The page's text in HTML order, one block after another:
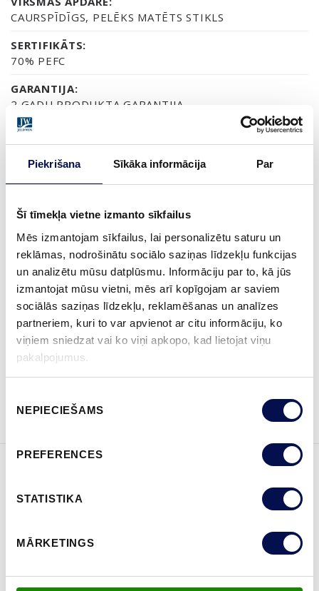
Piekrišana Sīkāka informācija Par
Šī tīmekļa vietne izmanto sīkfailus
Mēs izmantojam sīkfailus, lai personalizētu saturu un
reklāmas, nodrošinātu sociālo saziņas līdzekļu funkcijas
un analizētu mūsu datplūsmu. Informāciju par to, kā jūs
izmantojat mūsu vietni, mēs arī kopīgojam ar saviem
sociālās saziņas līdzekļu, reklamēšanas un analīzes
partneriem, kuri to var apvienot ar citu informāciju, ko
viņiem sniedzat vai ko viņi apkopo, kad lietojat viņu
pakalpojumus.
izvēle
NEPIECIEŠAMS
PREFERENCES
STATISTIKA
MĀRKETINGS
CAURSPĪDĪGS, PELĒKS MATĒTS STIKLS
SERTIFIKĀTS:
70% PEFC
GARANTIJA:
2 GADU PRODUKTA GARANTIJA
APDARE (3)
NCS S0502-YNEAPSTRĀDĀTATERMISKI APSTRĀDĀTA APSES
IZMĒRS
KUR IEGĀDĀTIES
Sazinies ar mums